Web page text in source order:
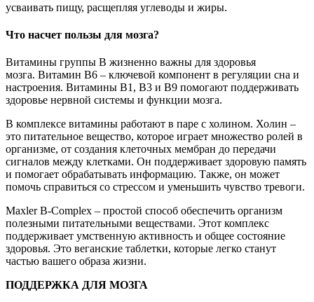
усваивать пищу, расщепляя углеводы и жиры.
Что насчет пользы для мозга?
Витамины группы В жизненно важны для здоровья
мозга. Витамин В6 – ключевой компонент в регуляции сна и
настроения. Витамины В1, В3 и В9 помогают поддерживать
здоровье нервной системы и функции мозга.
В комплексе витамины работают в паре с холином. Холин –
это питательное вещество, которое играет множество ролей в
организме, от создания клеточных мембран до передачи
сигналов между клетками. Он поддерживает здоровую память
и помогает обрабатывать информацию. Также, он может
помочь справиться со стрессом и уменьшить чувство тревоги.
Maxler B-Complex – простой способ обеспечить организм
полезными питательными веществами. Этот комплекс
поддерживает умственную активность и общее состояние
здоровья. Это веганские таблетки, которые легко станут
частью вашего образа жизни.
ПОДДЕРЖКА ДЛЯ МОЗГА